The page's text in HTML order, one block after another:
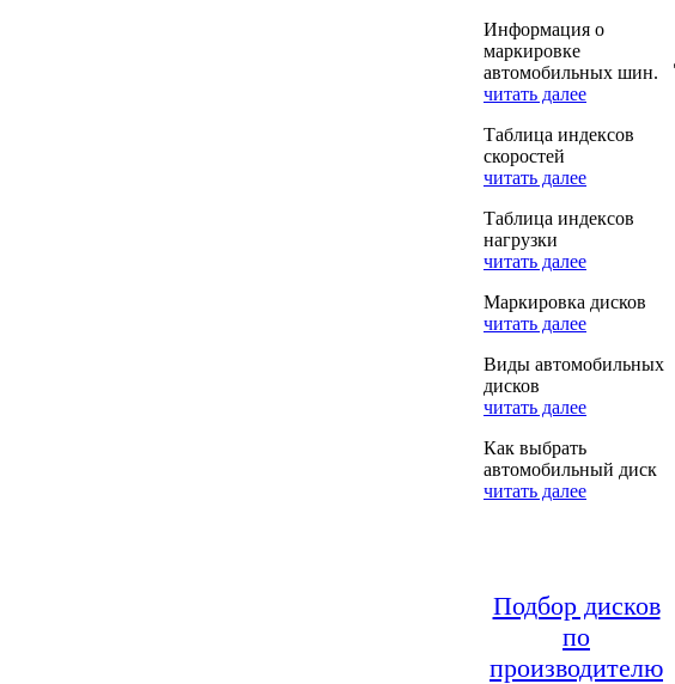
Информация о
маркировке
автомобильных шин.
читать далее
Таблица индексов
скоростей
читать далее
Таблица индексов
нагрузки
читать далее
Маркировка дисков
читать далее
Виды автомобильных
дисков
читать далее
Как выбрать
автомобильный диск
читать далее
Подбор дисков
по
производителю